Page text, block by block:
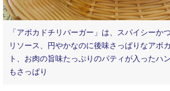
「アボカドチリバーガー」は、スパイシーか
リソース、円やかなのに後味さっぱりなアボ
ト、お肉の旨味たっぷりのパティが入ったハ
もさっぱり